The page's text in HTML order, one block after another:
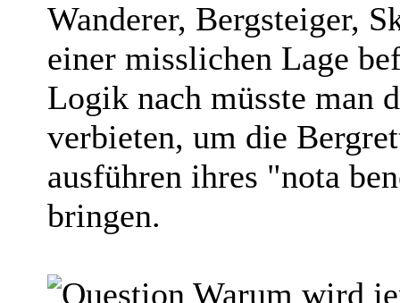
Wanderer, Bergsteiger,
einer misslichen Lage
Logik nach müsste man
verbieten, um die
ausführen ihres "nota
bringen.
Warum wird